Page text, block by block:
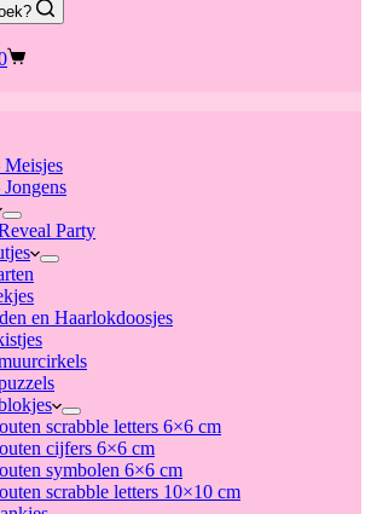
Party
en Haarlokdoosjes
scrabble letters 6×6 cm
cijfers 6×6 cm
symbolen 6×6 cm
scrabble letters 10×10 cm